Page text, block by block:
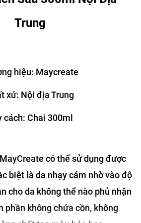
Trung
hiệu: Maycreate
xứ: Nội địa Trung
cách: Chai 300ml
có thể sử dụng được
biệt là da nhạy cảm nhờ vào độ
cho da không thể nào phủ nhận
phần không chứa cồn, không